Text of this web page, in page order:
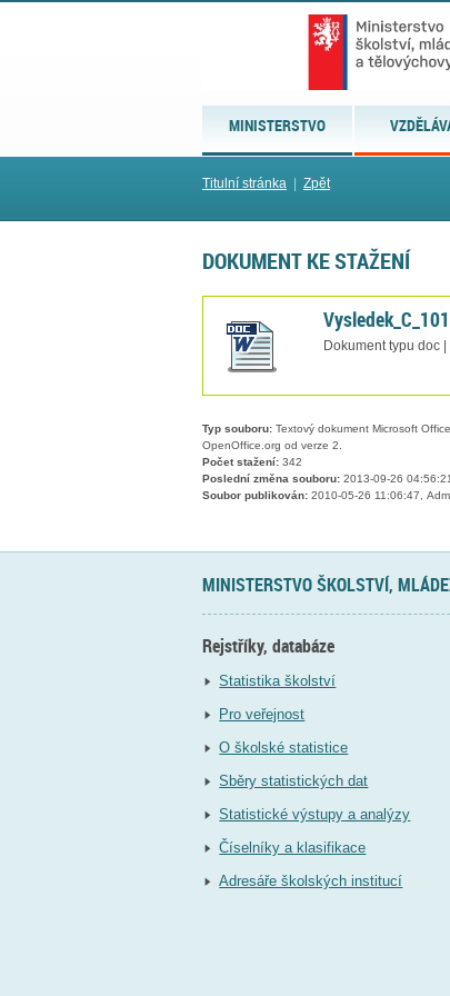
MINISTERSTVO
Titulní stránka Zpět
DOKUMENT KE STAŽENÍ
Dokument typu doc
Typ souboru: Textový dokument Microsoft
OpenOffice.org od verze 2.
Počet stažení: 342
Poslední změna souboru: 2013-09-26
Soubor publikován: 2010-05-26 11:06:47,
MINISTERSTVO ŠKOLSTVÍ,
Rejstříky, databáze
Statistika školství
Pro veřejnost
O školské statistice
Sběry statistických dat
Statistické výstupy a analýzy
Číselníky a klasifikace
Adresáře školských institucí